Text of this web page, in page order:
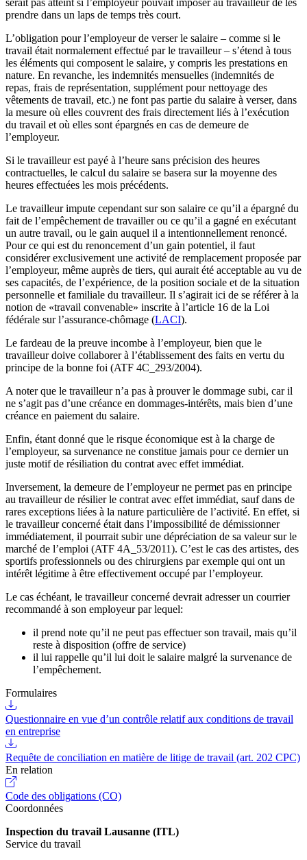
prendre dans un laps de temps très court.
L’obligation pour l’employeur de verser le salaire – comme si le
travail était normalement effectué par le travailleur – s’étend à tous
les éléments qui composent le salaire, y compris les prestations en
nature. En revanche, les indemnités mensuelles (indemnités de
repas, frais de représentation, supplément pour nettoyage des
vêtements de travail, etc.) ne font pas partie du salaire à verser, dans
la mesure où elles couvrent des frais directement liés à l’exécution
du travail et où elles sont épargnés en cas de demeure de
l’employeur.
Si le travailleur est payé à l’heure sans précision des heures
contractuelles, le calcul du salaire se basera sur la moyenne des
heures effectuées les mois précédents.
Le travailleur impute cependant sur son salaire ce qu’il a épargné du
fait de l’empêchement de travailler ou ce qu’il a gagné en exécutant
un autre travail, ou le gain auquel il a intentionnellement renoncé.
Pour ce qui est du renoncement d’un gain potentiel, il faut
considérer exclusivement une activité de remplacement proposée par
l’employeur, même auprès de tiers, qui aurait été acceptable au vu de
ses capacités, de l’expérience, de la position sociale et de la situation
personnelle et familiale du travailleur. Il s’agirait ici de se référer à la
notion de «travail convenable» inscrite à l’article 16 de la Loi
fédérale sur l’assurance-chômage (LACI).
Le fardeau de la preuve incombe à l’employeur, bien que le
travailleur doive collaborer à l’établissement des faits en vertu du
principe de la bonne foi (ATF 4C_293/2004).
A noter que le travailleur n’a pas à prouver le dommage subi, car il
ne s’agit pas d’une créance en dommages-intérêts, mais bien d’une
créance en paiement du salaire.
Enfin, étant donné que le risque économique est à la charge de
l’employeur, sa survenance ne constitue jamais pour ce dernier un
juste motif de résiliation du contrat avec effet immédiat.
Inversement, la demeure de l’employeur ne permet pas en principe
au travailleur de résilier le contrat avec effet immédiat, sauf dans de
rares exceptions liées à la nature particulière de l’activité. En effet, si
le travailleur concerné était dans l’impossibilité de démissionner
immédiatement, il pourrait subir une dépréciation de sa valeur sur le
marché de l’emploi (ATF 4A_53/2011). C’est le cas des artistes, des
sportifs professionnels ou des chirurgiens par exemple qui ont un
intérêt légitime à être effectivement occupé par l’employeur.
Le cas échéant, le travailleur concerné devrait adresser un courrier
recommandé à son employeur par lequel:
il prend note qu’il ne peut pas effectuer son travail, mais qu’il
reste à disposition (offre de service)
il lui rappelle qu’il lui doit le salaire malgré la survenance de
l’empêchement.
Formulaires
Questionnaire en vue d’un contrôle relatif aux conditions de travail
en entreprise
Requête de conciliation en matière de litige de travail (art. 202 CPC)
En relation
Code des obligations (CO)
Coordonnées
Inspection du travail Lausanne (ITL)
Service du travail